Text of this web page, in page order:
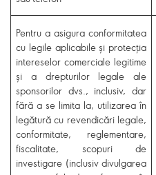
Pentru a asigura conformitatea
cu legile aplicabile și protecția
intereselor comerciale legitime
și a drepturilor legale ale
sponsorilor dvs., inclusiv, dar
fără a se limita la, utilizarea în
legătură cu revendicări legale,
conformitate, reglementare,
fiscalitate, scopuri de
investigare (inclusiv divulgarea